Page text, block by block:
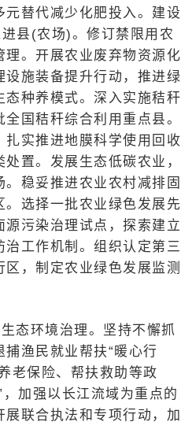
替代减少化肥投入。建设
县(农场)。修订禁限用农
理。开展农业废弃物资源化
施装备提升行动，推进绿
态种养模式。深入实施秸秆
国秸秆综合利用重点县。
扎实推进地膜科学使用回收
置。发展生态低碳农业，
稳妥推进农业农村减排固
选择一批农业绿色发展先
污染治理试点，探索建立
工作机制。组织认定第三
，制定农业绿色发展监测
态环境治理。坚持不懈抓
渔民就业帮扶“暖心行
老保险、帮扶救助等政
加强以长江流域为重点的
联合执法和专项行动，加